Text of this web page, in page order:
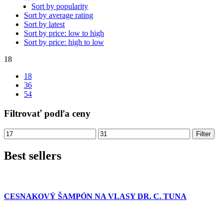
Sort by popularity
Sort by average rating
Sort by latest
Sort by price: low to high
Sort by price: high to low
18
18
36
54
Filtrovať podľa ceny
Filter
Best sellers
CESNAKOVÝ ŠAMPÓN NA VLASY DR. C. TUNA